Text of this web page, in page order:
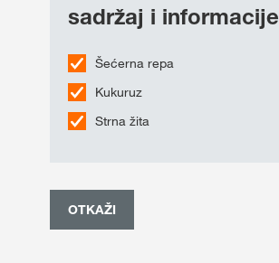
sadržaj i informacije
Šećerna repa
Kukuruz
Strna žita
OTKAŽI